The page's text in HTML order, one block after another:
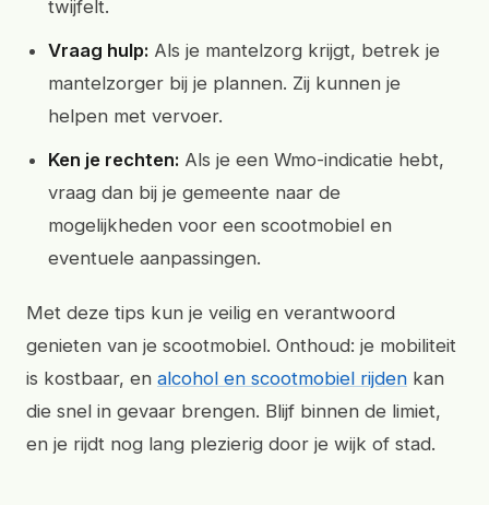
twijfelt.
Vraag hulp: Als je mantelzorg krijgt, betrek je
mantelzorger bij je plannen. Zij kunnen je
helpen met vervoer.
Ken je rechten: Als je een Wmo-indicatie hebt,
vraag dan bij je gemeente naar de
mogelijkheden voor een scootmobiel en
eventuele aanpassingen.
Met deze tips kun je veilig en verantwoord
genieten van je scootmobiel. Onthoud: je mobiliteit
is kostbaar, en alcohol en scootmobiel rijden kan
die snel in gevaar brengen. Blijf binnen de limiet,
en je rijdt nog lang plezierig door je wijk of stad.